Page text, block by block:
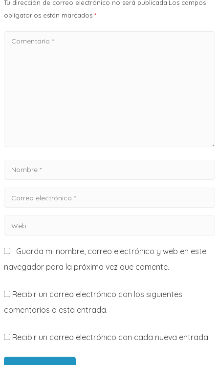
Tu dirección de correo electrónico no será publicada.Los campos
obligatorios están marcados *
Comentario
Nombre
Correo
Web
Guarda mi nombre, correo electrónico y web en este
navegador para la próxima vez que comente.
Recibir un correo electrónico con los siguientes
comentarios a esta entrada.
Recibir un correo electrónico con cada nueva entrada.